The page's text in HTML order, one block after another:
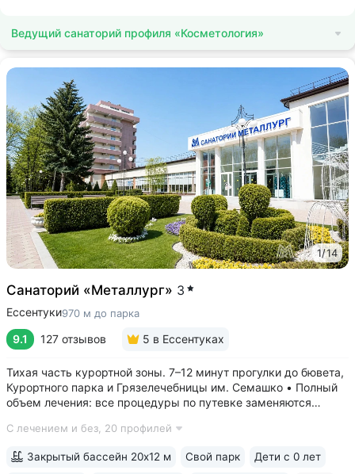
Ведущий санаторий профиля «Косметология»
1/14
Санаторий «Металлург» 3
Ессентуки970 м до парка
9.1 127 отзывов 5 в Ессентуках
Тихая часть курортной зоны. 7–12 минут прогулки до бювета,
Курортного парка и Грязелечебницы им. Семашко • Полный
объем лечения: все процедуры по путевке заменяются
путевки включены дорогие процедуры: эндоскопические
С лечением и без, 20 профилей
Закрытый бассейн 20х12 м Свой парк Дети с 0 лет